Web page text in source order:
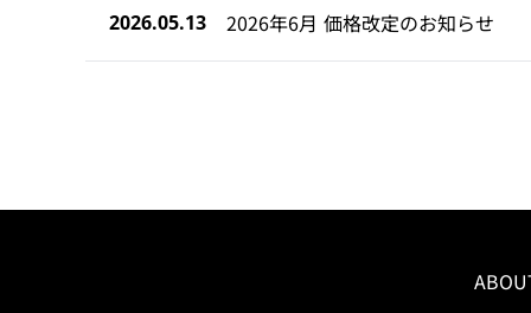
2026.05.13 2026年6月 価格改定のお知らせ